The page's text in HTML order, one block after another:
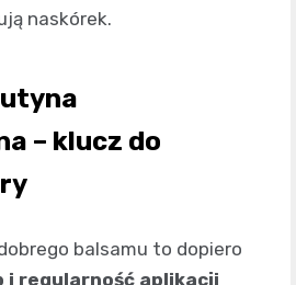
naskórek.
– klucz do
balsamu to dopiero
i regularność aplikacji